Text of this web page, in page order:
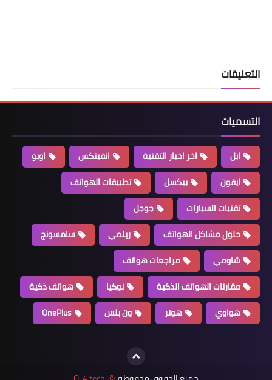
التعليقات
التسميات
ابل اخر اخبار التقنية انفينكس
اوبو
ايفون
بيكسل
تطبيقات الهواتف
تقنيات السيارات
جوجل
حلول مشاكل الهواتف
ريلمي
سامسونج
شاومي
مراجعات هواتف
مقارنات الهواتف الذكية
نوكيا
هواتف ذكية
هواوي
هونر ون بلس OnePlus
©